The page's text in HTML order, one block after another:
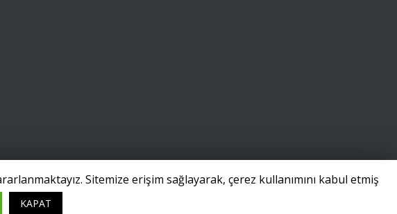
Sitemize erişim sağlayarak, çerez kullanımını kabul etmiş
KAPAT